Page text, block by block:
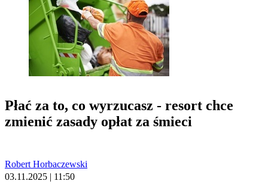
Płać za to, co wyrzucasz - resort chce
zmienić zasady opłat za śmieci
Robert Horbaczewski
03.11.2025 | 11:50